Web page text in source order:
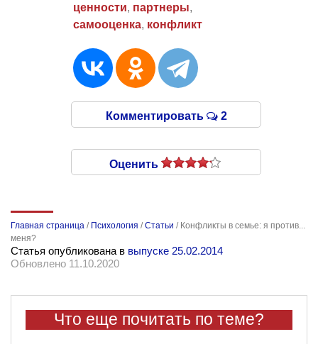
ценности, партнеры,
самооценка, конфликт
Комментировать 2
Оценить
Главная страница / Психология /Статьи / Конфликты в семье: я против...
меня?
Статья опубликована в выпуске 25.02.2014
Обновлено 11.10.2020
Что еще почитать по теме?